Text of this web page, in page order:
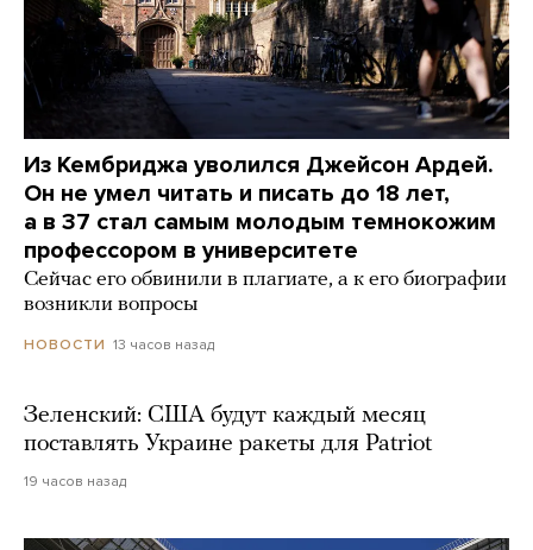
Из Кембриджа уволился Джейсон Ардей.
Он не умел читать и писать до 18 лет,
а в 37 стал самым молодым темнокожим
профессором в университете
Сейчас его обвинили в плагиате, а к его биографии
возникли вопросы
НОВОСТИ 13 часов назад
Зеленский: США будут каждый месяц
поставлять Украине ракеты для Patriot
19 часов назад